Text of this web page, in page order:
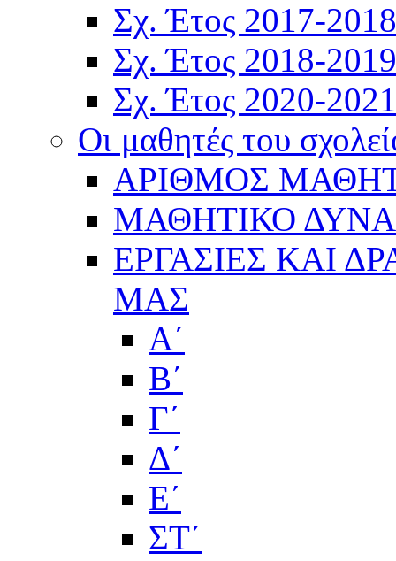
Σχ. Έτος 2017-2018
Σχ. Έτος 2018-2019
Σχ. Έτος 2020-2021
Οι μαθητές του
ΑΡΙΘΜΟΣ
ΜΑΘΗΤΙΚΟ
ΕΡΓΑΣΙΕΣ ΚΑΙ
ΜΑΣ
Α΄
Β΄
Γ΄
Δ΄
Ε΄
ΣΤ΄